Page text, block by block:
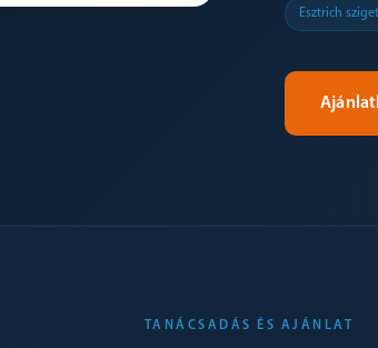
Esztrich
TANÁCSADÁS ÉS AJÁNLAT